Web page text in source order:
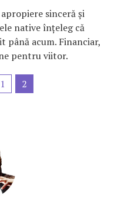
sinceră și
native înțeleg că
până acum. Financiar,
pentru viitor.
1 2